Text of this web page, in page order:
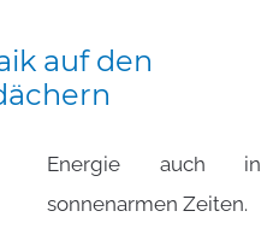
auf den
sonnenarmen Zeiten.